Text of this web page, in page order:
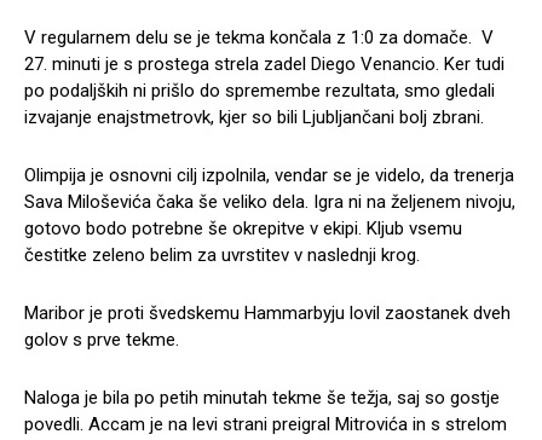
V regularnem delu se je tekma končala z 1:0 za domače. V
27. minuti je s prostega strela zadel Diego Venancio. Ker tudi
po podaljških ni prišlo do spremembe rezultata, smo gledali
izvajanje enajstmetrovk, kjer so bili Ljubljančani bolj zbrani.
Olimpija je osnovni cilj izpolnila, vendar se je videlo, da trenerja
Sava Miloševića čaka še veliko dela. Igra ni na željenem nivoju,
gotovo bodo potrebne še okrepitve v ekipi. Kljub vsemu
čestitke zeleno belim za uvrstitev v naslednji krog.
Maribor je proti švedskemu Hammarbyju lovil zaostanek dveh
golov s prve tekme.
Naloga je bila po petih minutah tekme še težja, saj so gostje
povedli. Accam je na levi strani preigral Mitrovića in s strelom